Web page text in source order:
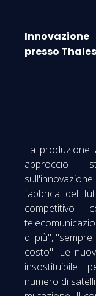
presso
La produzione
approccio
fabbrica del
di più",
costo". Le
insostituibile
numero di